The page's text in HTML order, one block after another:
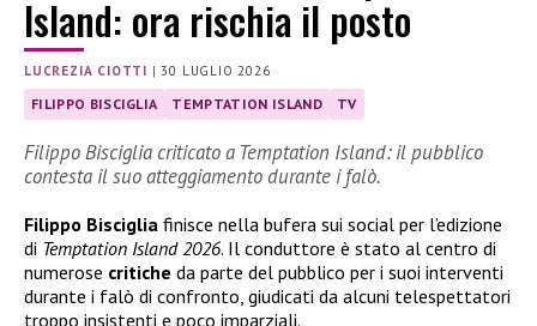
Island: ora rischia il posto
LUCREZIA CIOTTI |30 LUGLIO 2026
FILIPPO BISCIGLIA TEMPTATION ISLAND TV
Filippo Bisciglia criticato a Temptation Island: il pubblico
contesta il suo atteggiamento durante i falò.
Filippo Bisciglia finisce nella bufera sui social per l’edizione
di Temptation Island 2026. Il conduttore è stato al centro di
numerose critiche da parte del pubblico per i suoi interventi
durante i falò di confronto, giudicati da alcuni telespettatori
troppo insistenti e poco imparziali.